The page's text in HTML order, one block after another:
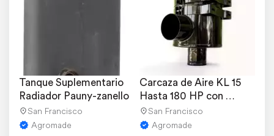
Tanque Suplementario
Radiador Pauny-zanello
San Francisco
Agromade
Carcaza de Aire KL 15
Hasta 180 HP con
Filtros
San Francisco
Agromade